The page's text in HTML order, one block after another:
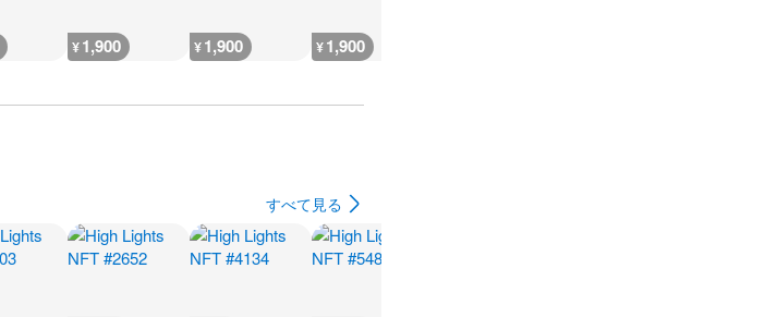
¥1,900 ¥1,900 ¥1,900
すべて見る